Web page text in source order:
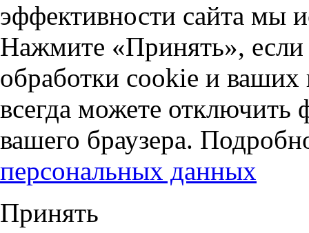
эффективности сайта мы
Нажмите «Принять», если
обработки cookie и
всегда можете отключить
вашего браузера.
персональных данных
Принять